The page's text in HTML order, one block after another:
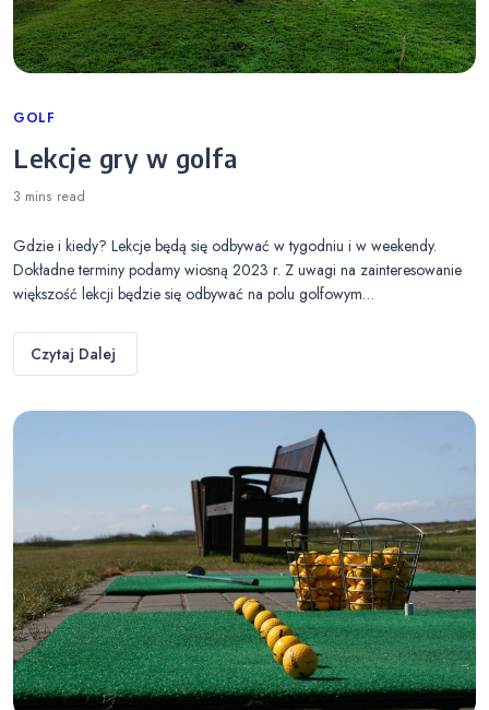
Categories
GOLF
Lekcje gry w golfa
3 mins read
Gdzie i kiedy? Lekcje będą się odbywać w tygodniu i w weekendy.
Dokładne terminy podamy wiosną 2023 r. Z uwagi na zainteresowanie
większość lekcji będzie się odbywać na polu golfowym…
Czytaj Dalej